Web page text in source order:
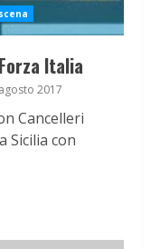
Italia
2017
Cancelleri
Sicilia con